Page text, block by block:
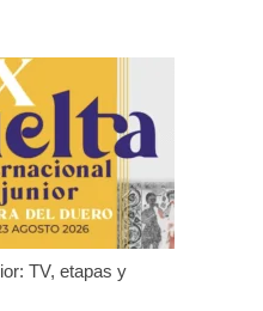
TV, etapas y